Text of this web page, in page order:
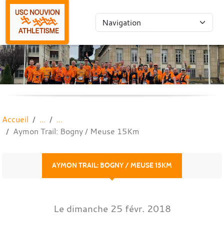
Accueil
Aymon Trail: Bogny / Meuse 15Km
AYMON TRAIL: BOGNY / MEUSE 15KM
Le dimanche 25 févr. 2018
Panneau de gestion des cookies